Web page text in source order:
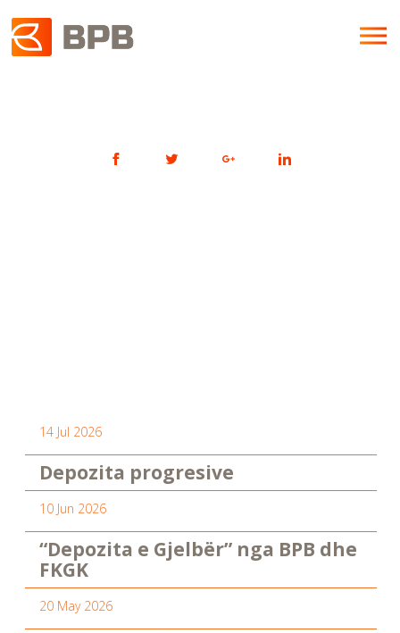
14 Jul 2026
Depozita progresive
10 Jun 2026
“Depozita e Gjelbër” nga BPB dhe
FKGK
20 May 2026